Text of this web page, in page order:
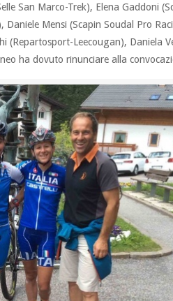
San Marco-Trek), Elena Gaddoni
Mensi (Scapin Soudal Pro
(Repartosport-Leecougan), Daniela
ha dovuto rinunciare alla